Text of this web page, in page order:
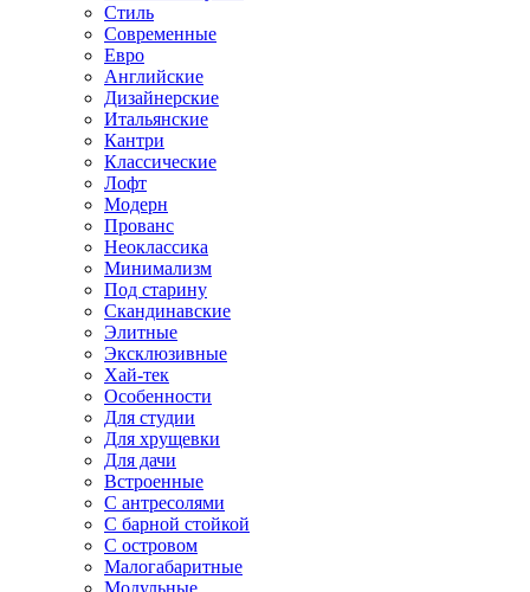
Стиль
Современные
Евро
Английские
Дизайнерские
Итальянские
Кантри
Классические
Лофт
Модерн
Прованс
Неоклассика
Минимализм
Под старину
Скандинавские
Элитные
Эксклюзивные
Хай-тек
Особенности
Для студии
Для хрущевки
Для дачи
Встроенные
С антресолями
С барной стойкой
С островом
Малогабаритные
Модульные